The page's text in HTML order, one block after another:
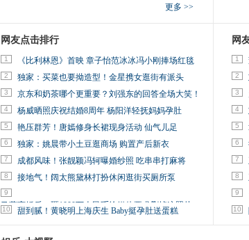
更多 >>
网友点击排行
1 《比利林恩》首映 章子怡范冰冰冯小刚捧场红毯
2 独家：买菜也要拗造型！金星携女逛街有派头
3 京东和奶茶哪个更重要？刘强东的回答全场大笑！
4 杨威晒照庆祝结婚8周年 杨阳洋轻抚妈妈孕肚
5 艳压群芳！唐嫣修身长裙现身活动 仙气儿足
6 独家：姚晨带小土豆逛商场 购置产后新衣
7 成都风味！张靓颖冯轲曝婚纱照 吃串串打麻将
8 接地气！阔太熊黛林打扮休闲逛街买厕所泵
9
马蓉离婚后，砸1000万人民币给媒体要求删掉这照片
10 甜到腻！黄晓明上海庆生 Baby挺孕肚送蛋糕
网
1
2
3
4
5
6
7
8
9
10